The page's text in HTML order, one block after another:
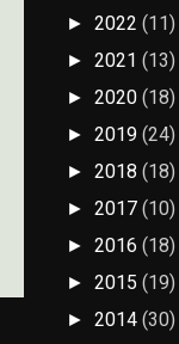
► 2022 (11)
► 2021 (13)
► 2020 (18)
► 2019 (24)
► 2018 (18)
► 2017 (10)
► 2016 (18)
► 2015 (19)
► 2014 (30)